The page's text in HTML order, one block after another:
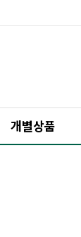
개별상품